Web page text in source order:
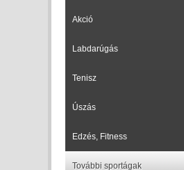
Akció
Labdarúgás
Tenisz
Úszás
Edzés, Fitness
További sportágak